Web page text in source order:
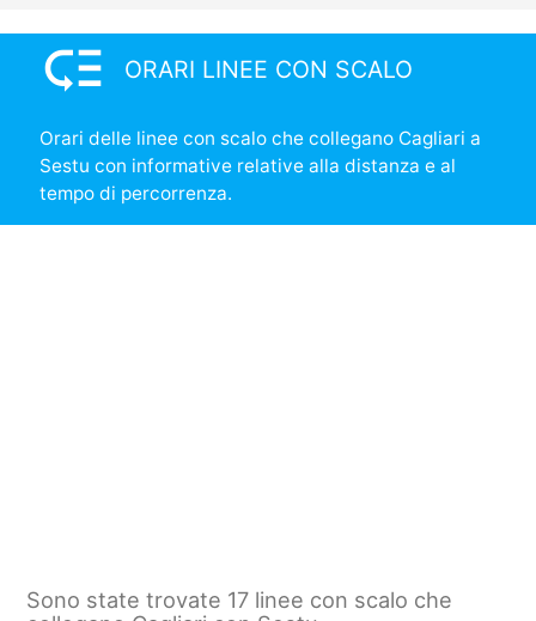
low_priority ORARI LINEE CON SCALO
Orari delle linee con scalo che collegano Cagliari a
Sestu con informative relative alla distanza e al
tempo di percorrenza.
Sono state trovate 17 linee con scalo che